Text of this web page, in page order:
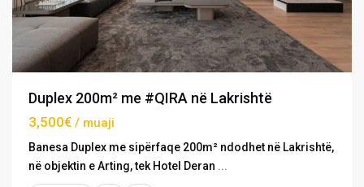
Duplex 200m² me #QIRA në Lakrishtë
3,500€ / muaji
Banesa Duplex me sipërfaqe 200m² ndodhet në Lakrishtë,
në objektin e Arting, tek Hotel Deran ...